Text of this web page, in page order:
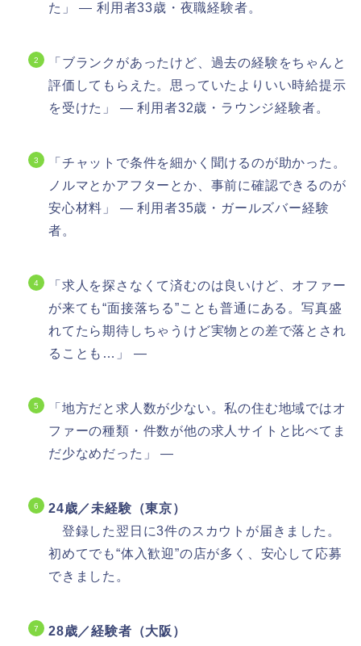
た」 — 利用者33歳・夜職経験者。
「ブランクがあったけど、過去の経験をちゃんと
評価してもらえた。思っていたよりいい時給提示
を受けた」 — 利用者32歳・ラウンジ経験者。
「チャットで条件を細かく聞けるのが助かった。
ノルマとかアフターとか、事前に確認できるのが
安心材料」 — 利用者35歳・ガールズバー経験
者。
「求人を探さなくて済むのは良いけど、オファー
が来ても“面接落ちる”ことも普通にある。写真盛
れてたら期待しちゃうけど実物との差で落とされ
ることも…」 —
「地方だと求人数が少ない。私の住む地域ではオ
ファーの種類・件数が他の求人サイトと比べてま
だ少なめだった」 —
24歳／未経験（東京）
登録した翌日に3件のスカウトが届きました。
初めてでも“体入歓迎”の店が多く、安心して応募
できました。
28歳／経験者（大阪）